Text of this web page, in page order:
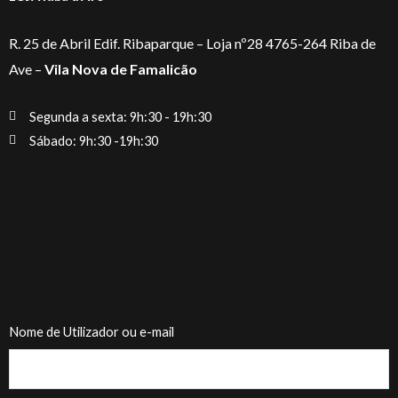
R. 25 de Abril Edif. Ribaparque – Loja nº28 4765-264 Riba de
Ave – Vila Nova de Famalicão
Segunda a sexta: 9h:30 - 19h:30
Sábado: 9h:30 -19h:30
Nome de Utilizador ou e-mail